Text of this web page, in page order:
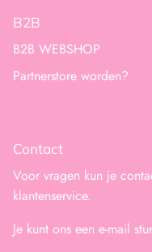
B2B
B2B WEBSHOP
Partnerstore worden?
Contact
Voor vragen kun je
klantenservice.
Je kunt ons een e-mail